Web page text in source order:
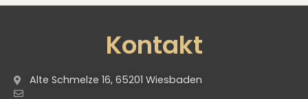
Kontakt
Alte Schmelze 16, 65201 Wiesbaden